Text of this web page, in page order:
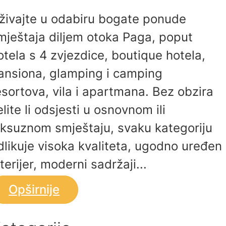
u odabiru bogate ponude
diljem otoka Paga, poput
s 4 zvjezdice, boutique hotela,
glamping i camping
vila i apartmana. Bez obzira
li odsjesti u osnovnom ili
smještaju, svaku kategoriju
visoka kvaliteta, ugodno uređen
moderni sadržaji...
Opširnije